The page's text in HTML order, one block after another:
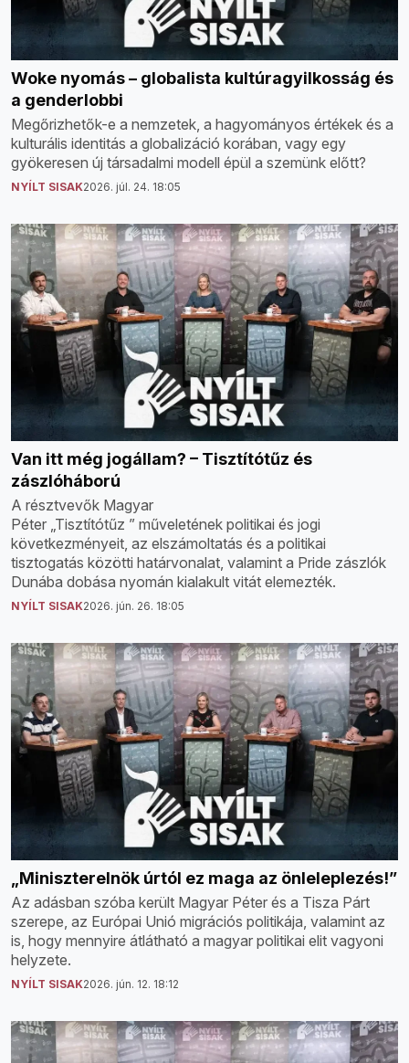
Woke nyomás – globalista kultúragyilkosság és
a genderlobbi
Megőrizhetők-e a nemzetek, a hagyományos értékek és a
kulturális identitás a globalizáció korában, vagy egy
gyökeresen új társadalmi modell épül a szemünk előtt?
NYÍLT SISAK2026. júl. 24. 18:05
Van itt még jogállam? – Tisztítótűz és
zászlóháború
A résztvevők Magyar
Péter „Tisztítótűz ” műveletének politikai és jogi
következményeit, az elszámoltatás és a politikai
tisztogatás közötti határvonalat, valamint a Pride zászlók
Dunába dobása nyomán kialakult vitát elemezték.
NYÍLT SISAK2026. jún. 26. 18:05
„Miniszterelnök úrtól ez maga az önleleplezés!”
Az adásban szóba került Magyar Péter és a Tisza Párt
szerepe, az Európai Unió migrációs politikája, valamint az
is, hogy mennyire átlátható a magyar politikai elit vagyoni
helyzete.
NYÍLT SISAK2026. jún. 12. 18:12